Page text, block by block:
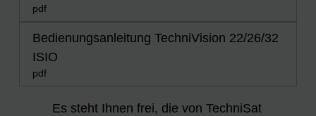
pdf
Bedienungsanleitung TechniVision 22/26/32
ISIO
pdf
Es steht Ihnen frei, die von TechniSat